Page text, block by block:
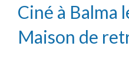
Ciné à Balma
Maison de